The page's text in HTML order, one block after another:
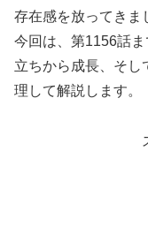
存在感を放ってきま
今回は、第1156話
立ちから成長、そし
理して解説します。